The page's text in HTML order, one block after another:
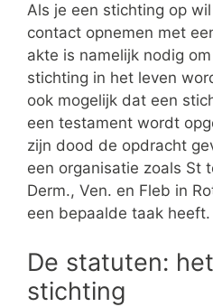
Als je een stichting op
contact opnemen met
akte is namelijk nodig
stichting in het leven
ook mogelijk dat een
een testament wordt
zijn dood de opdracht
een organisatie zoals St
Derm., Ven. en Fleb in
een bepaalde taak heeft.
De statuten:
stichting